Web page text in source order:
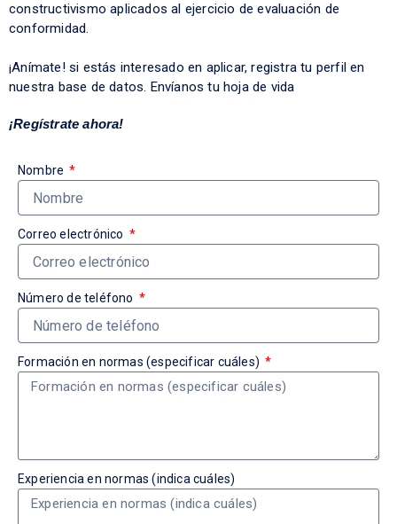
constructivismo aplicados al ejercicio de evaluación de
conformidad.
¡Anímate! si estás interesado en aplicar, registra tu perfil en
nuestra base de datos. Envíanos tu hoja de vida
¡Regístrate ahora!
Nombre
Correo electrónico
Número de teléfono
Formación en normas (especificar cuáles)
Experiencia en normas (indica cuáles)